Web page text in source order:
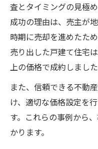
売主に有利な
宇都宮におけるタ
不動産売却で
宇都宮売却時
不動産会社が
宇都宮の不動
業界三大タブ
納得の取引を叶え
査とタイミングの見極
成功の理由は、売主が
時期に売却を進めたた
売り出した戸建て住宅
上の価格で成約しました
また、信頼できる不動
け、適切な価格設定を
す。これらの事例から
かります。